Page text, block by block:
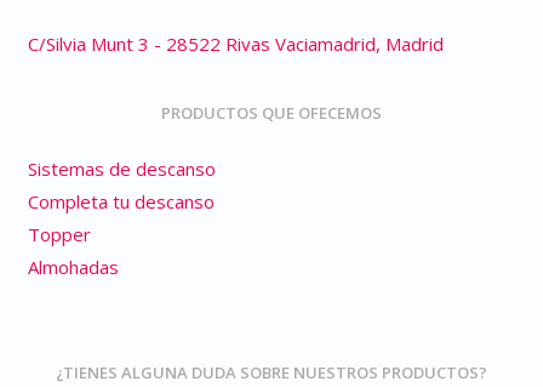
C/Silvia Munt 3 - 28522 Rivas Vaciamadrid, Madrid
PRODUCTOS QUE OFECEMOS
Sistemas de descanso
Completa tu descanso
Topper
Almohadas
¿TIENES ALGUNA DUDA SOBRE NUESTROS PRODUCTOS?